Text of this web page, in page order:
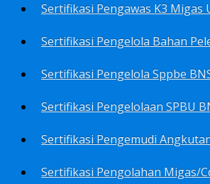
Sertifikasi Pengawas K3 Migas
Sertifikasi Pengelola Bahan
Sertifikasi Pengelola Sppbe
Sertifikasi Pengelolaan SPBU
Sertifikasi Pengolahan Migas/